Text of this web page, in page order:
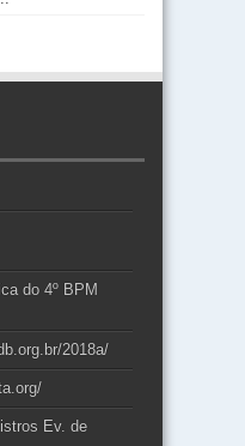
do 4º BPM
2018a/
Ev. de